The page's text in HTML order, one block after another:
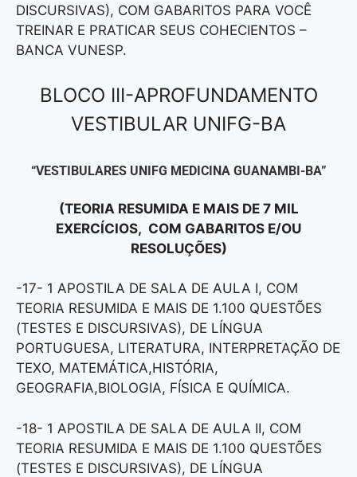
DISCURSIVAS), COM GABARITOS PARA VOCÊ
TREINAR E PRATICAR SEUS COHECIENTOS –
BANCA VUNESP.
BLOCO III-APROFUNDAMENTO
VESTIBULAR UNIFG-BA
“VESTIBULARES UNIFG MEDICINA GUANAMBI-BA”
(TEORIA RESUMIDA E MAIS DE 7 MIL
EXERCÍCIOS, COM GABARITOS E/OU
RESOLUÇÕES)
-17- 1 APOSTILA DE SALA DE AULA I, COM
TEORIA RESUMIDA E MAIS DE 1.100 QUESTÕES
(TESTES E DISCURSIVAS), DE LÍNGUA
PORTUGUESA, LITERATURA, INTERPRETAÇÃO DE
TEXO, MATEMÁTICA,HISTÓRIA,
GEOGRAFIA,BIOLOGIA, FÍSICA E QUÍMICA.
-18- 1 APOSTILA DE SALA DE AULA II, COM
TEORIA RESUMIDA E MAIS DE 1.100 QUESTÕES
(TESTES E DISCURSIVAS), DE LÍNGUA